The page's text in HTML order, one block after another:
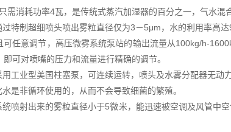
需消耗功率4瓦，是传统式蒸汽加湿器的百分之一，气水混
制超细喷头喷出雾粒直径仅为3－5μm，水的利用率高达
意调节，高压微雾系统泵站的输出流量从100kg/h-
可对喷嘴的压力和流量进行精确的调节。
业型美国柱塞泵，可连续运转，喷头及水雾分配器无动力
非循环使用的，从而不会导致细菌的繁殖。
射出来的雾粒直径小于5微米，能迅速被空调及风管中空